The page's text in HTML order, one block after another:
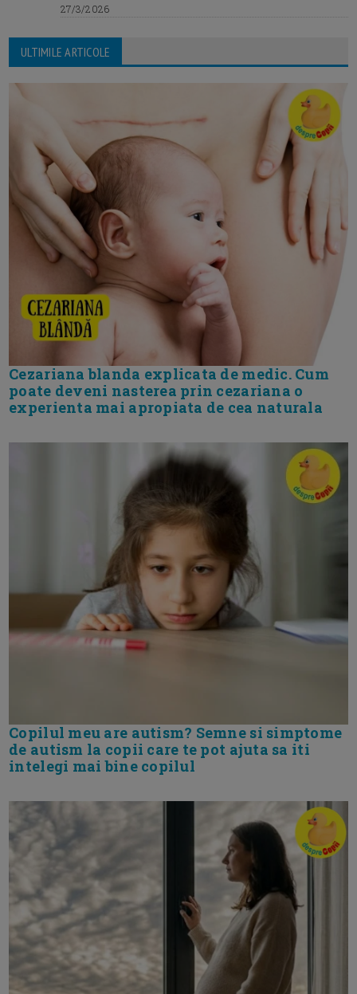
27/3/2026
ULTIMILE ARTICOLE
Cezariana blanda explicata de medic. Cum
poate deveni nasterea prin cezariana o
experienta mai apropiata de cea naturala
Copilul meu are autism? Semne si simptome
de autism la copii care te pot ajuta sa iti
intelegi mai bine copilul